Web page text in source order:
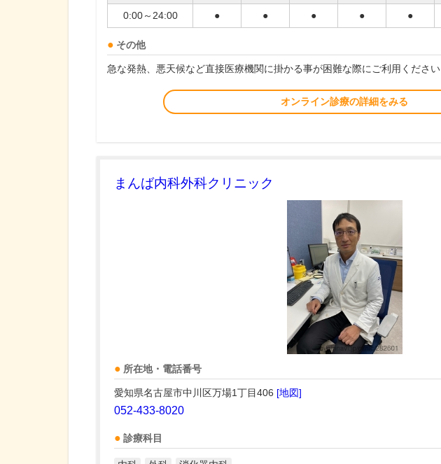
0:00～24:00 ● ● ● ● ●
その他
急な発熱、悪天候など直接医療機関に掛かる事が困難な際にご利用ください
オンライン診療の詳細をみる
まんば内科外科クリニック
所在地・電話番号
愛知県名古屋市中川区万場1丁目406 [地図]
052-433-8020
診療科目